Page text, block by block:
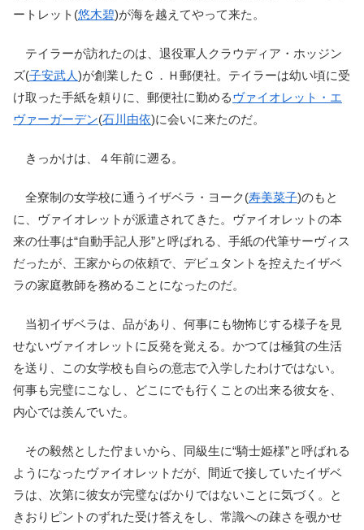
ートレット(悠木碧)が海を越えてやって来た。
テイラーが訪れたのは、退役軍人クラウディア・ホッジン
ズ(子安武人)が創業したＣ．Ｈ郵便社。テイラーは幼い頃に受
け取った手紙を頼りに、郵便社に勤めるヴァイオレット・エ
ヴァーガーデン(石川由依)に会いに来たのだ。
きっかけは、４年前に遡る。
全寮制の女学校に通うイザベラ・ヨーク(寿美菜子)のもと
に、ヴァイオレットが派遣されてきた。ヴァイオレットの本
来の仕事は“自動手記人形”と呼ばれる、手紙の代筆サーヴィス
だったが、王家からの依頼で、デビュタントを控えたイザベ
ラの家庭教師を務めることになったのだ。
当初イザベラは、品があり、何事にも物怖じする様子を見
せないヴァイオレットに反発を覚える。かつては極貧の生活
を送り、この女学校も自らの意志で入学したわけではない。
何事も完璧にこなし、どこにでも行くことの出来る彼女を、
内心では羨んでいた。
その毅然とした佇まいから、同級生に“騎士姫様”と呼ばれる
ようになったヴァイオレットだが、間近で接していたイザベ
ラは、次第に彼女が完璧なばかりではないことに気づく。と
きおりピントのずれた受け答えをし、常識への疎さを覗かせ